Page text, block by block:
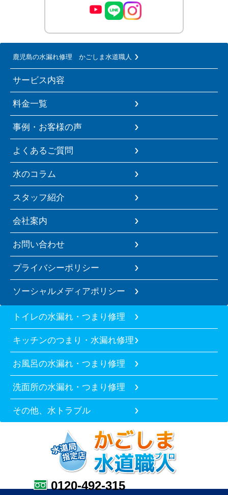
鹿児島の水漏れ修理 かごしま水道職人
サービス内容
料金一覧
事例・お客様の声
よくあるご質問
水のコラム
スタッフ紹介
会社案内
お問い合わせ
プライバシーポリシー
ソーシャルメディアポリシー
トイレの水漏れ・つまり修理
キッチンのつまり・水漏れ修理
お風呂の水漏れ・つまり修理
洗面所の水漏れ・つまり修理
その他、水トラブル
0120-492-315